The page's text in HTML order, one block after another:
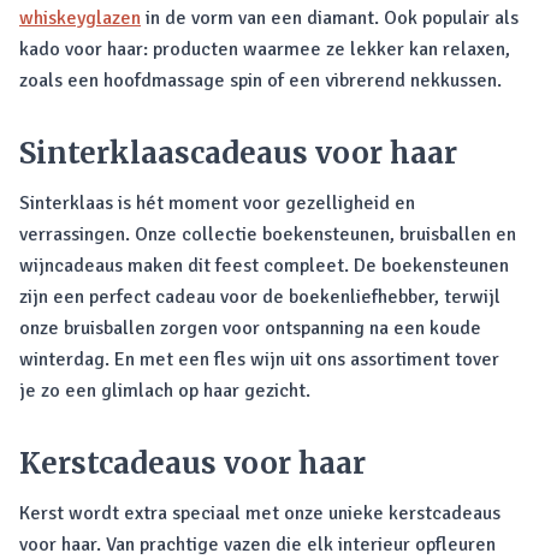
whiskeyglazen in de vorm van een diamant. Ook populair als
kado voor haar: producten waarmee ze lekker kan relaxen,
zoals een hoofdmassage spin of een vibrerend nekkussen.
Sinterklaascadeaus voor haar
Sinterklaas is hét moment voor gezelligheid en
verrassingen. Onze collectie boekensteunen, bruisballen en
wijncadeaus maken dit feest compleet. De boekensteunen
zijn een perfect cadeau voor de boekenliefhebber, terwijl
onze bruisballen zorgen voor ontspanning na een koude
winterdag. En met een fles wijn uit ons assortiment tover
je zo een glimlach op haar gezicht.
Kerstcadeaus voor haar
Kerst wordt extra speciaal met onze unieke kerstcadeaus
voor haar. Van prachtige vazen die elk interieur opfleuren